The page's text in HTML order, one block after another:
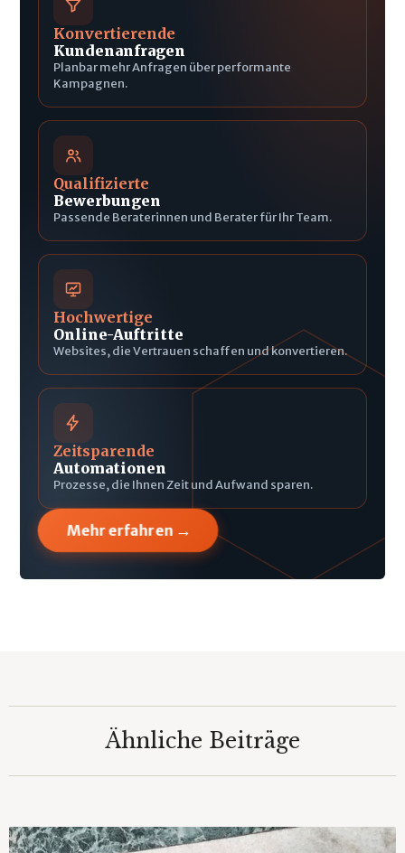
Konvertierende
Kundenanfragen
Planbar mehr Anfragen über performante
Kampagnen.
Qualifizierte
Bewerbungen
Passende Beraterinnen und Berater für Ihr Team.
Hochwertige
Online-Auftritte
Websites, die Vertrauen schaffen und konvertieren.
Zeitsparende
Automationen
Prozesse, die Ihnen Zeit und Aufwand sparen.
Mehr erfahren →
Ähnliche Beiträge